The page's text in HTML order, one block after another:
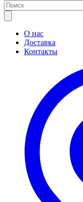
О нас
Доставка
Контакты